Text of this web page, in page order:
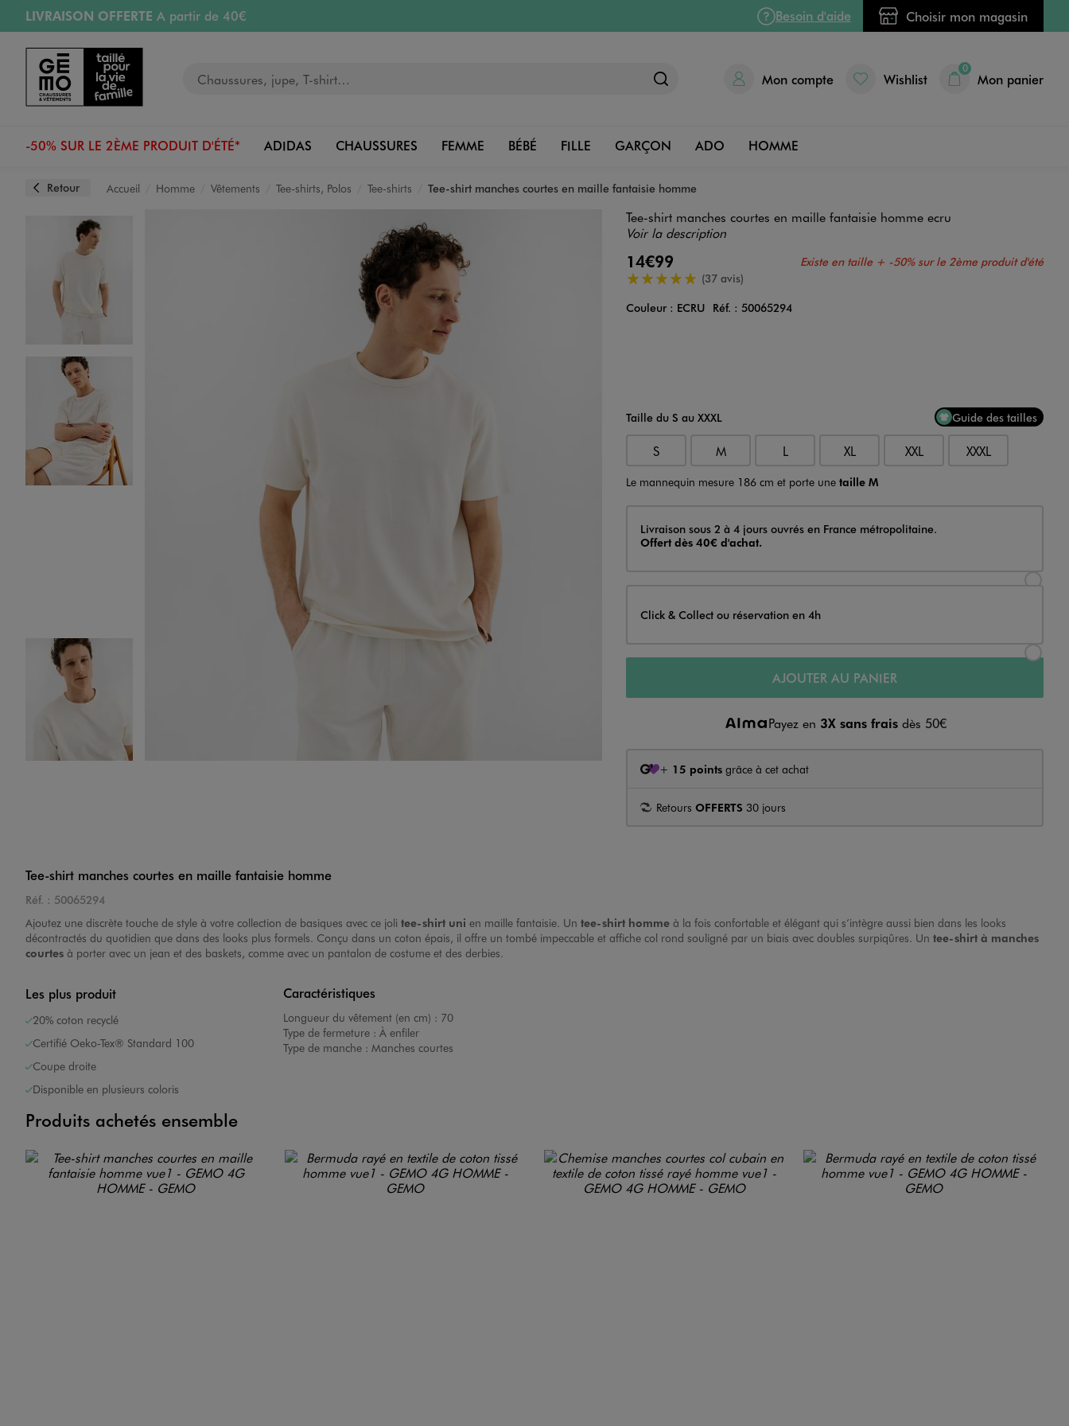
Aller au contenu principal
Aller à la navigation
LIVRAISON OFFERTE A partir de 40€
RETRAIT ET LIVRAISON OFFERTE
RÉSERVATION GRATUITE
4h en magasin
Retours OFFERTSpendant 30 jours
Besoin d'aide Choisir mon magasin
Mon compte Wishlist
0
Mon panier
-50% SUR LE 2ÈME PRODUIT D'ÉTÉ* ADIDAS CHAUSSURES FEMME BÉBÉ FILLE GARÇON ADO HOMME
Retour Accueil Homme Vêtements Tee-shirts, Polos Tee-shirts Tee-shirt manches courtes en maille fantaisie homme
Image 1 sur 5
Image 2 sur 5
Tee-shirt manches courtes en maille fantaisie homme ecru
Voir la description
14€99 Existe en taille + -50% sur le 2ème produit d'été
5/5 de moyenne(37 avis)
Couleur
Couleur : ECRU Réf. : 50065294
Taille du S au XXXL Guide des tailles
S M L XL XXL XXXL
Le mannequin mesure 186 cm et porte unetaille M
Livraison
Livraison sous 2 à 4 jours ouvrés en France métropolitaine.
Offert dès 40€ d'achat.
Click & Collect ou réservation en 4h
AJOUTER AU PANIER
Payez en 3X sans fraisdès 50€
+ 15 pointsgrâce à cet achat
Retours OFFERTS 30 jours
Tee-shirt manches courtes en maille fantaisie homme
Réf. : 50065294
Ajoutez une discrète touche de style à votre collection de basiques avec ce joli tee-shirt uni en maille fantaisie. Un tee-shirt homme à la fois confortable et élégant qui s’intègre aussi bien dans les looks
décontractés du quotidien que dans des looks plus formels. Conçu dans un coton épais, il offre un tombé impeccable et affiche col rond souligné par un biais avec doubles surpiqûres. Un tee-shirt à manches
courtes à porter avec un jean et des baskets, comme avec un pantalon de costume et des derbies.
Les plus produit
20% coton recyclé
Certifié Oeko-Tex® Standard 100
Coupe droite
Disponible en plusieurs coloris
Caractéristiques
Longueur du vêtement (en cm) : 70
Type de fermeture : À enfiler
Type de manche : Manches courtes
Produits achetés ensemble